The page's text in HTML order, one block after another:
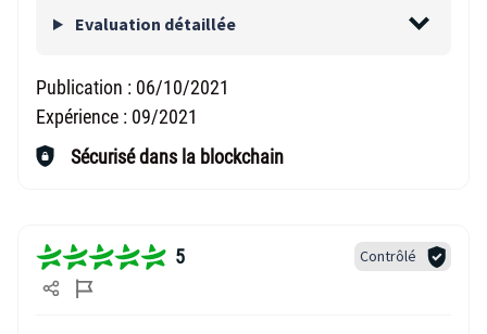
Evaluation détaillée
Publication : 06/10/2021
Expérience : 09/2021
Sécurisé dans la blockchain
5 Contrôlé